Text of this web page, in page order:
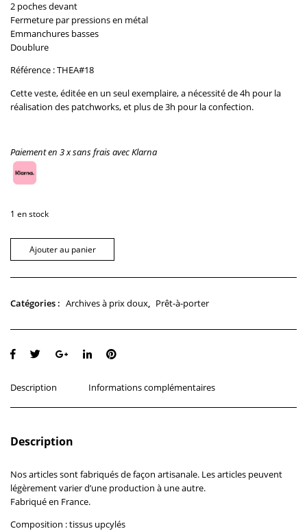
2 poches devant
Fermeture par pressions en métal
Emmanchures basses
Doublure
Référence : THEA#18
Cette veste, éditée en un seul exemplaire, a nécessité de 4h pour la
réalisation des patchworks, et plus de 3h pour la confection.
Paiement en 3 x sans frais avec Klarna
1 en stock
Ajouter au panier
Catégories : Archives à prix doux, Prêt-à-porter
Description Informations complémentaires
Description
Nos articles sont fabriqués de façon artisanale. Les articles peuvent
légèrement varier d’une production à une autre.
Fabriqué en France.
Composition : tissus upcylés